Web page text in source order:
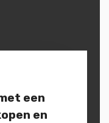
een
en